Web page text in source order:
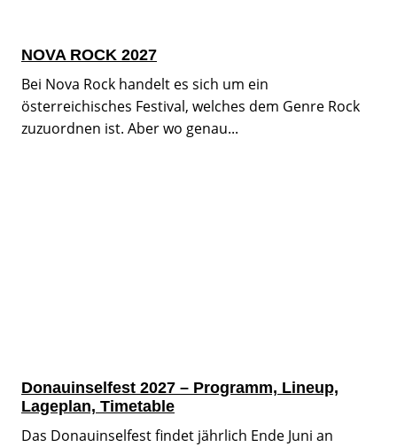
NOVA ROCK 2027
Bei Nova Rock handelt es sich um ein
österreichisches Festival, welches dem Genre Rock
zuzuordnen ist. Aber wo genau...
Donauinselfest 2027 – Programm, Lineup,
Lageplan, Timetable
Das Donauinselfest findet jährlich Ende Juni an